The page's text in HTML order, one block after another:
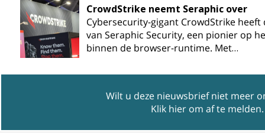
CrowdStrike neemt Seraphic over
Cybersecurity-gigant CrowdStrike
van Seraphic Security, een pionier op
binnen de browser-runtime. Met…
Wilt u deze nieuwsbrief niet meer
Klik hier om af te melden.